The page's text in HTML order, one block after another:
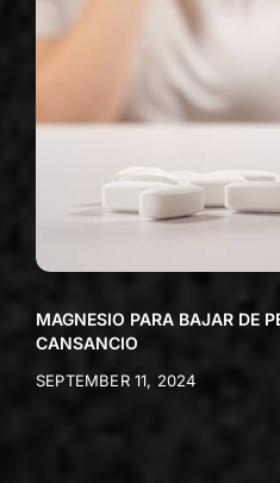
MAGNESIO PARA BAJAR DE
CANSANCIO
SEPTEMBER 11, 2024